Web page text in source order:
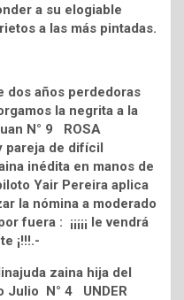
a su elogiable
a las más pintadas.
dos años perdedoras
la negrita a la
N° 9 ROSA
pareja de difícil
inédita en manos de
Yair Pereira aplica
la nómina a moderado
fuera : ¡¡¡¡¡ le vendrá
¡!!!.-
zaina hija del
Julio N° 4 UNDER